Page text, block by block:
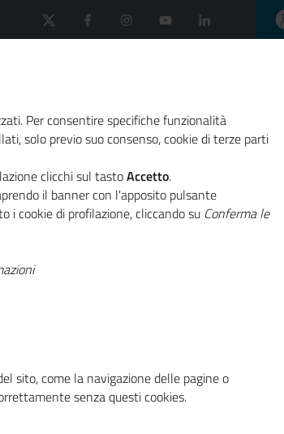
Commercio
Ti
qualità
Per consentire specifiche funzionalità
solo previo suo consenso, cookie di terze parti
clicchi sul tastoAccetto.
il banner con l'apposito pulsante
i cookie di profilazione, cliccando su Conferma le
sito, come la navigazione delle pagine o
senza questi cookies.